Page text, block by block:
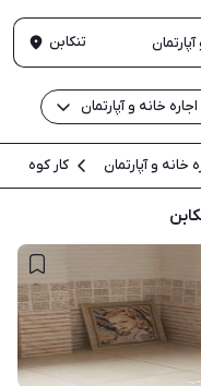
تنکابن
خانه و آپارتمان
خانه و آپارتمان کار کوه